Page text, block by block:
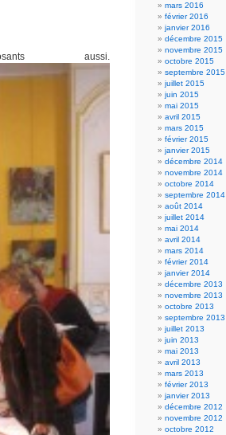
aussi.
mars 2016
février 2016
janvier 2016
décembre 2015
novembre 2015
octobre 2015
septembre 2015
juillet 2015
juin 2015
mai 2015
avril 2015
mars 2015
février 2015
janvier 2015
décembre 2014
novembre 2014
octobre 2014
septembre 2014
août 2014
juillet 2014
mai 2014
avril 2014
mars 2014
février 2014
janvier 2014
décembre 2013
novembre 2013
octobre 2013
septembre 2013
juillet 2013
juin 2013
mai 2013
avril 2013
mars 2013
février 2013
janvier 2013
décembre 2012
novembre 2012
octobre 2012